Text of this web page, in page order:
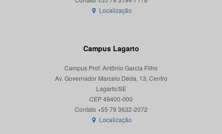
Localização
Campus Lagarto
Campus Prof. Antônio Garcia Filho
Av. Governador Marcelo Déda, 13, Centro
Lagarto/SE
CEP 49400-000
Localização